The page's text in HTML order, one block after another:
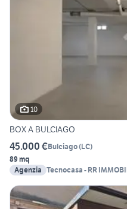
10
BOX A BULCIAGO
45.000 €Bulciago(LC)
89 mq
Agenzia